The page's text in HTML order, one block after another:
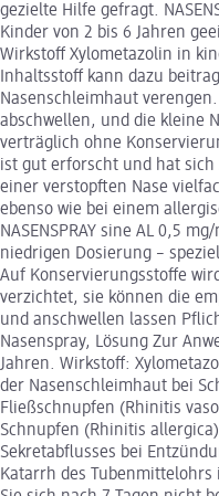
gezielte Hilfe gefragt.
Kinder von 2 bis 6 Jahren
Wirkstoff Xylometazolin in
Inhaltsstoff kann dazu
Nasenschleimhaut
abschwellen, und die kleine
verträglich ohne
ist gut erforscht und hat sich
einer verstopften Nase
ebenso wie bei einem
NASENSPRAY sine AL 0,5
niedrigen Dosierung –
Auf Konservierungsstoffe
verzichtet, sie können die
und anschwellen lassen
Nasenspray, Lösung Zur
Jahren. Wirkstoff:
der Nasenschleimhaut bei
Fließschnupfen (Rhinitis
Schnupfen (Rhinitis
Sekretabflusses bei
Katarrh des